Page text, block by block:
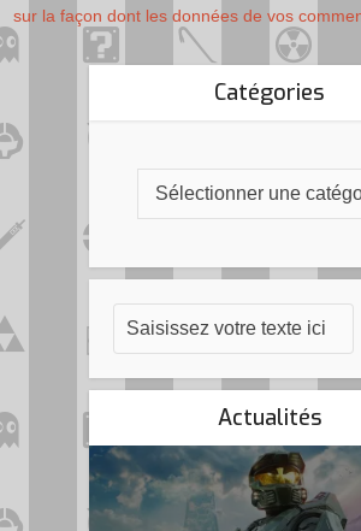
sur la façon dont les données de vos
Catégories
Actualités